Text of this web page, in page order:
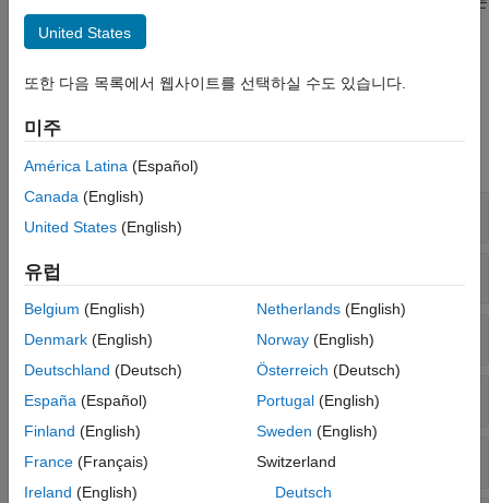
카테고리
기본 제공 훈련
자동 미분을 사용한 사용자 지정 훈련
실험 관리하기
사용자 지정 훈련 루프를 정의할 수 있습니다. 계층 신경망으로
지정할 수 없는 모델의 경우 모델을 함수로 정의할 수 있습니다.
함수
모두 확장
신경망 구축
사용자 지정 훈련 루프
데이터 처리
자동 미분
United States
또한 다음 목록에서 웹사이트를 선택하실 수도 있습니다.
미주
América Latina (Español)
Canada (English)
United States (English)
유럽
Belgium (English)
Denmark (English)
Deutschland (Deutsch)
España (Español)
Finland (English)
France (Français)
Ireland (English)
Netherlands(English)
Norway(English)
Österreich (Deutsch)
Portugal(English)
Sweden (English)
Switzerland
Deutsch